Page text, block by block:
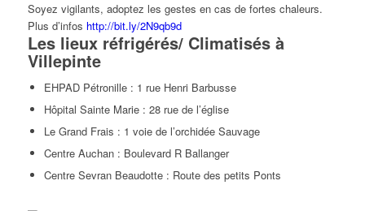
Soyez vigilants, adoptez les gestes en cas de fortes chaleurs.
Plus d’infos http://bit.ly/2N9qb9d
Les lieux réfrigérés/ Climatisés à
Villepinte
EHPAD Pétronille : 1 rue Henri Barbusse
Hôpital Sainte Marie : 28 rue de l’église
Le Grand Frais : 1 voie de l’orchidée Sauvage
Centre Auchan : Boulevard R Ballanger
Centre Sevran Beaudotte : Route des petits Ponts